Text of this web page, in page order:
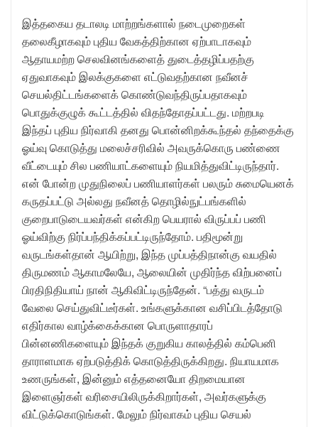
இத்தகைய தடாலடி மாற்றங்களால் நடைமுறைகள்
தலைகீழாகவும் புதிய வேகத்திற்கான ஏற்பாடாகவும்
ஆதாயமற்ற செலவினங்களைத் துடைத்தழிப்பதற்கு
ஏதுவாகவும் இலக்குகளை எட்டுவதற்கான நவீனச்
செயல்திட்டங்களைக் கொண்டுவந்திருப்பதாகவும்
பொதுக்குழுக் கூட்டத்தில் விதந்தோதப்பட்டது. மற்றபடி
இந்தப் புதிய நிர்வாகி தனது பொன்னிறக்கூந்தல் தந்தைக்கு
ஓய்வு கொடுத்து மலைச்சரிவில் அவருக்கொரு பண்ணை
வீட்டையும் சில பணியாட்களையும் நியமித்துவிட்டிருந்தார்.
என் போன்ற முதுநிலைப் பணியாளர்கள் பலரும் சுமையெனக்
கருதப்பட்டு அல்லது நவீனத் தொழில்நுட்பங்களில்
குறைபாடுடையவர்கள் என்கிற பெயரால் விருப்பப் பணி
ஓய்விற்கு நிர்ப்பந்திக்கப்பட்டிருந்தோம். பதிமூன்று
வருடங்கள்தான் ஆயிற்று, இந்த முப்பத்திநான்கு வயதில்
திருமணம் ஆகாமலேயே, ஆலையின் முதிர்ந்த விற்பனைப்
பிரதிநிதியாய் நான் ஆகிவிட்டிருந்தேன். “பத்து வருடம்
வேலை செய்துவிட்டீர்கள். உங்களுக்கான வசிப்பிடத்தோடு
எதிர்கால வாழ்க்கைக்கான பொருளாதாரப்
பின்னணிகளையும் இந்தக் குறுகிய காலத்தில் கம்பெனி
தாராளமாக ஏற்படுத்திக் கொடுத்திருக்கிறது. நியாயமாக
உணருங்கள், இன்னும் எத்தனையோ திறமையான
இளைஞர்கள் வரிசையிலிருக்கிறார்கள், அவர்களுக்கு
விட்டுக்கொடுங்கள். மேலும் நிர்வாகம் புதிய செயல்